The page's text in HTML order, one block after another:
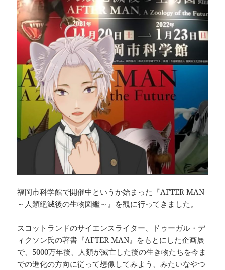
福岡市科学館で開催中というか始まった『AFTER MAN
～人類絶滅後の生物図鑑～』を観に行ってきました。
スコットランドのサイエンスライター、ドゥーガル・デ
ィクソン氏の著書『AFTER MAN』をもとにした企画展
で、5000万年後、人類が滅亡した後の生き物たちを今ま
での進化の方向に従って想像してみよう、みたいなやつ